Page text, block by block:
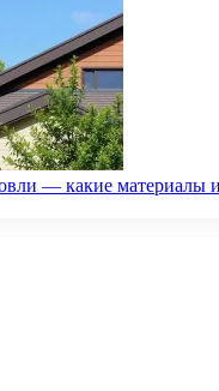
— какие материалы и